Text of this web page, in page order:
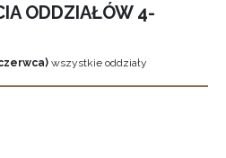
ODDZIAŁÓW 4-
wszystkie oddziały